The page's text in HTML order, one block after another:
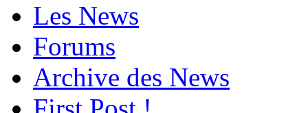
Les News
Forums
Archive des News